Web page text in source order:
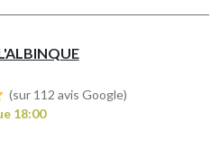
(sur 112 avis Google)
18:00